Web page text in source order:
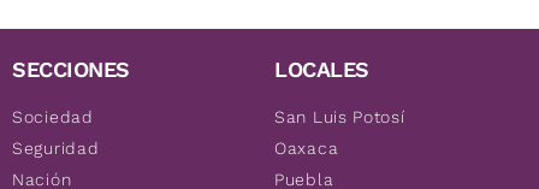
SECCIONES
Sociedad
Seguridad
Nación
LOCALES
San Luis Potosí
Oaxaca
Puebla